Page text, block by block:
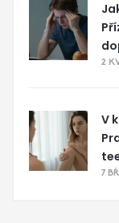
2
V
7